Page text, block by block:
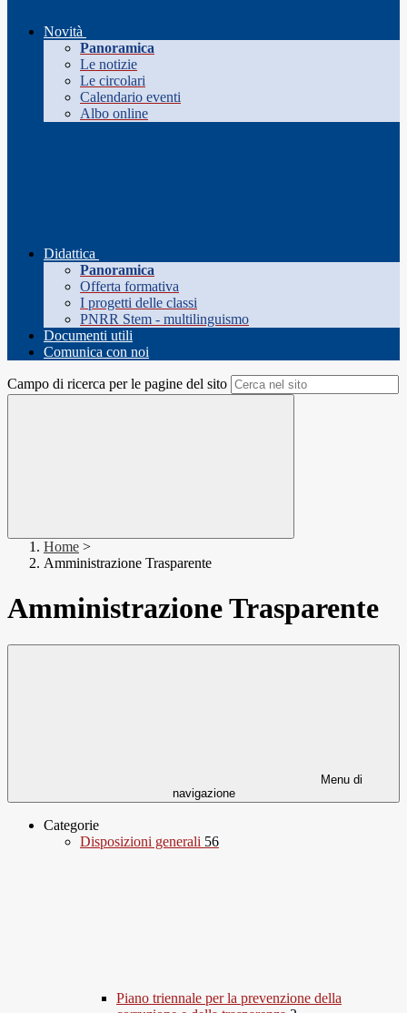
Novità
Panoramica
Le notizie
Le circolari
Calendario eventi
Albo online
Didattica
Panoramica
Offerta formativa
I progetti delle classi
PNRR Stem - multilinguismo
Documenti utili
Comunica con noi
Campo di ricerca per le pagine del sito
Home >
Amministrazione Trasparente
Amministrazione Trasparente
Menu di
navigazione
Categorie
Disposizioni generali 56
Piano triennale per la prevenzione della